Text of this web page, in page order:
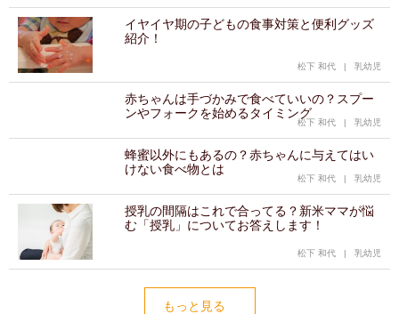
イヤイヤ期の子どもの食事対策と便利グッズ
紹介！
松下 和代 | 乳幼児
赤ちゃんは手づかみで食べていいの？スプー
ンやフォークを始めるタイミング
松下 和代 | 乳幼児
蜂蜜以外にもあるの？赤ちゃんに与えてはい
けない食べ物とは
松下 和代 | 乳幼児
授乳の間隔はこれで合ってる？新米ママが悩
む「授乳」についてお答えします！
松下 和代 | 乳幼児
もっと見る